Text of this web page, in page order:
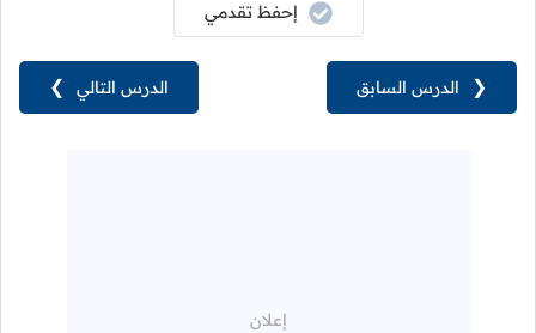
الدرس التالي ❯
إحفظ تقدمي
❮ الدرس السابق